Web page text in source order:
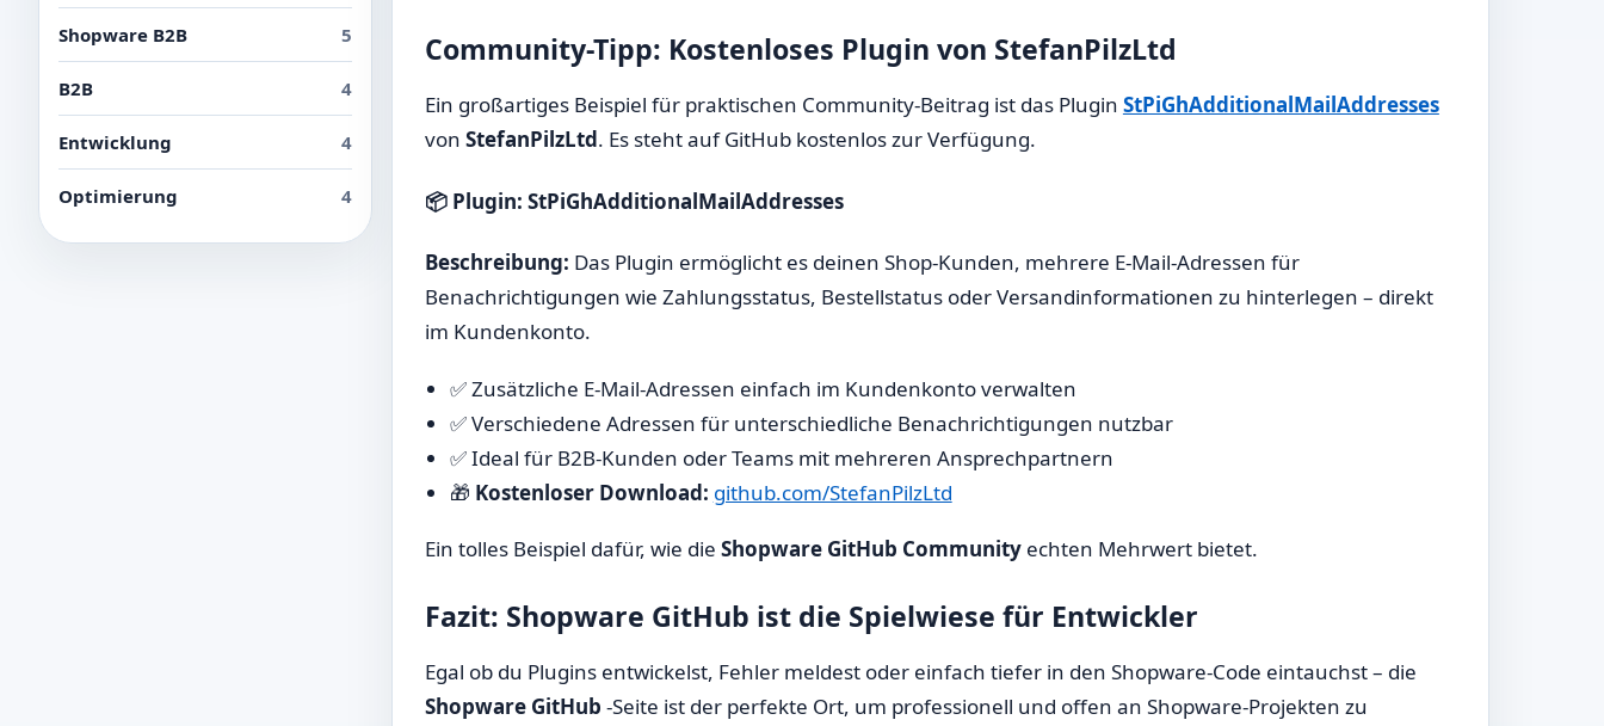
Shopware B2B 5
B2B 4
Entwicklung 4
Optimierung 4
Community-Tipp: Kostenloses Plugin von StefanPilzLtd
Ein großartiges Beispiel für praktischen Community-Beitrag ist das Plugin StPiGhAdditionalMailAddresses
von StefanPilzLtd. Es steht auf GitHub kostenlos zur Verfügung.
📦 Plugin: StPiGhAdditionalMailAddresses
Beschreibung: Das Plugin ermöglicht es deinen Shop-Kunden, mehrere E-Mail-Adressen für
Benachrichtigungen wie Zahlungsstatus, Bestellstatus oder Versandinformationen zu hinterlegen – direkt
im Kundenkonto.
✅ Zusätzliche E-Mail-Adressen einfach im Kundenkonto verwalten
✅ Verschiedene Adressen für unterschiedliche Benachrichtigungen nutzbar
✅ Ideal für B2B-Kunden oder Teams mit mehreren Ansprechpartnern
🎁 Kostenloser Download: github.com/StefanPilzLtd
Ein tolles Beispiel dafür, wie die Shopware GitHub Communityechten Mehrwert bietet.
Fazit: Shopware GitHub ist die Spielwiese für Entwickler
Egal ob du Plugins entwickelst, Fehler meldest oder einfach tiefer in den Shopware-Code eintauchst – die
Shopware GitHub -Seite ist der perfekte Ort, um professionell und offen an Shopware-Projekten zu